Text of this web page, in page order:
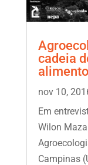
cadeia
nov 10,
Em
Wilon
Campinas